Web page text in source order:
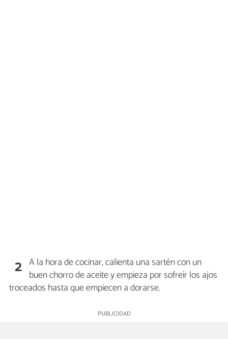
2 A la hora de cocinar, calienta una sartén con un
buen chorro de aceite y empieza por sofreír los ajos
troceados hasta que empiecen a dorarse.